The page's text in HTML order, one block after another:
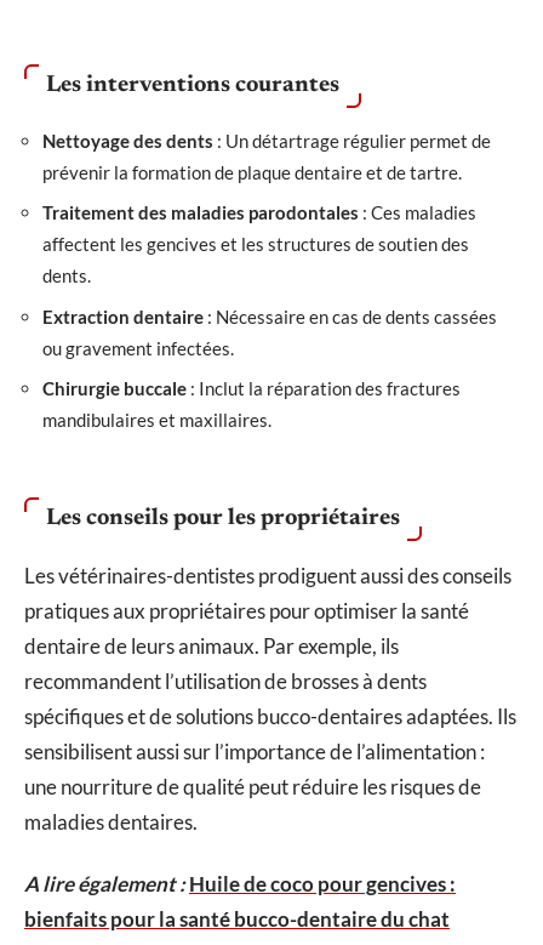
Les interventions courantes
Nettoyage des dents : Un détartrage régulier permet de
prévenir la formation de plaque dentaire et de tartre.
Traitement des maladies parodontales : Ces maladies
affectent les gencives et les structures de soutien des
dents.
Extraction dentaire : Nécessaire en cas de dents cassées
ou gravement infectées.
Chirurgie buccale : Inclut la réparation des fractures
mandibulaires et maxillaires.
Les conseils pour les propriétaires
Les vétérinaires-dentistes prodiguent aussi des conseils
pratiques aux propriétaires pour optimiser la santé
dentaire de leurs animaux. Par exemple, ils
recommandent l’utilisation de brosses à dents
spécifiques et de solutions bucco-dentaires adaptées. Ils
sensibilisent aussi sur l’importance de l’alimentation :
une nourriture de qualité peut réduire les risques de
maladies dentaires.
A lire également :Huile de coco pour gencives :
bienfaits pour la santé bucco-dentaire du chat